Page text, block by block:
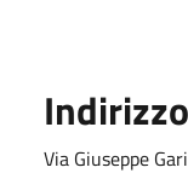
Indirizzo
Via Giuseppe